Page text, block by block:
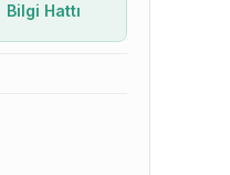
Bilgi Hattı